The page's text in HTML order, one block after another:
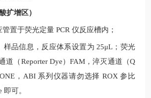
扩增区）
管置于荧光定量 PCR 仪反应槽内；
样品信息，反应体系设置为 25μL ；荧光
道（Reporter Dye） FAM，淬灭通道（Q
， ABI 系列仪器请勿选择 ROX参比
即可。